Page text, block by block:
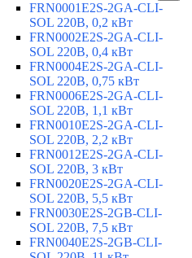
FRN0001E2S-2GA-CLI-
SOL 220В, 0,2 кВт
FRN0002E2S-2GA-CLI-
SOL 220В, 0,4 кВт
FRN0004E2S-2GA-CLI-
SOL 220В, 0,75 кВт
FRN0006E2S-2GA-CLI-
SOL 220В, 1,1 кВт
FRN0010E2S-2GA-CLI-
SOL 220В, 2,2 кВт
FRN0012E2S-2GA-CLI-
SOL 220В, 3 кВт
FRN0020E2S-2GA-CLI-
SOL 220В, 5,5 кВт
FRN0030E2S-2GB-CLI-
SOL 220В, 7,5 кВт
FRN0040E2S-2GB-CLI-